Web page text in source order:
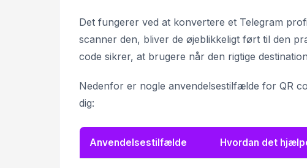
Det fungerer ved at konvertere et Telegram
scanner den, bliver de øjeblikkeligt ført til den
code sikrer, at brugere når den rigtige
Nedenfor er nogle anvendelsestilfælde for QR
dig:
Anvendelsestilfælde Hvordan det